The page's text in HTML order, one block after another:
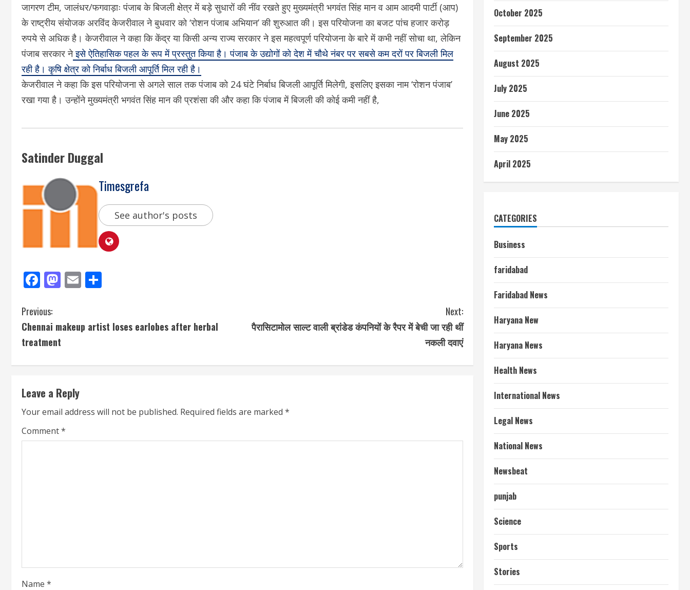
जागरण टीम, जालंधर/फगवाड़ाः पंजाब के बिजली क्षेत्र में बड़े सुधारों की नींव रखते हुए मुख्यमंत्री भगवंत सिंह मान व आम आदमी पार्टी (आप)
के राष्ट्रीय संयोजक अरविंद केजरीवाल ने बुधवार को ‘रोशन पंजाब अभियान’ की शुरुआत की। इस परियोजना का बजट पांच हजार करोड़
रुपये से अधिक है। केजरीवाल ने कहा कि केंद्र या किसी अन्य राज्य सरकार ने इस महत्वपूर्ण परियोजना के बारे में कभी नहीं सोचा था, लेकिन
पंजाब सरकार नेइसे ऐतिहासिक पहल के रूप में प्रस्तुत किया है। पंजाब के उद्योगों को देश में चौथे नंबर पर सबसे कम दरों पर बिजली मिल
रही है। कृषि क्षेत्र को निर्बाध बिजली आपूर्ति मिल रही है।
केजरीवाल ने कहा कि इस परियोजना से अगले साल तक पंजाब को 24 घंटे निर्बाध बिजली आपूर्ति मिलेगी, इसलिए इसका नाम ‘रोशन पंजाब’
रखा गया है। उन्होंने मुख्यमंत्री भगवंत सिंह मान की प्रशंसा की और कहा कि पंजाब में बिजली की कोई कमी नहीं है,
Satinder Duggal
Timesgrefa
See author's posts
Facebook
Mastodon
Email
Previous:
Chennai makeup artist loses earlobes after herbal
treatment
Next:
पैरासिटामोल साल्ट वाली ब्रांडेड कंपनियों के रैपर में बेची जा रही थीं
नकली दवाएं
Leave a Reply
Your email address will not be published. Required fields are marked *
Comment*
Name *
October 2025
September 2025
August 2025
July 2025
June 2025
May 2025
April 2025
CATEGORIES
Business
faridabad
Faridabad News
Haryana New
Haryana News
Health News
International News
Legal News
National News
Newsbeat
punjab
Science
Sports
Stories